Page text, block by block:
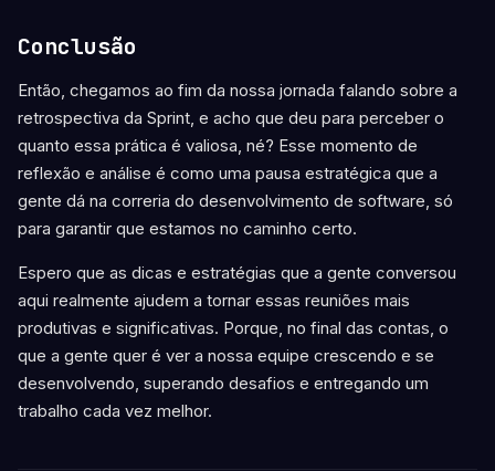
Conclusão
Então, chegamos ao fim da nossa jornada falando sobre a
retrospectiva da Sprint, e acho que deu para perceber o
quanto essa prática é valiosa, né? Esse momento de
reflexão e análise é como uma pausa estratégica que a
gente dá na correria do desenvolvimento de software, só
para garantir que estamos no caminho certo.
Espero que as dicas e estratégias que a gente conversou
aqui realmente ajudem a tornar essas reuniões mais
produtivas e significativas. Porque, no final das contas, o
que a gente quer é ver a nossa equipe crescendo e se
desenvolvendo, superando desafios e entregando um
trabalho cada vez melhor.